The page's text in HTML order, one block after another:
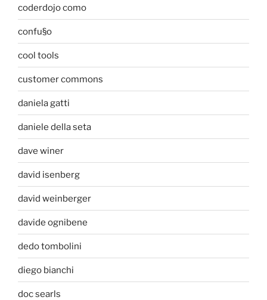
coderdojo como
confu§o
cool tools
customer commons
daniela gatti
daniele della seta
dave winer
david isenberg
david weinberger
davide ognibene
dedo tombolini
diego bianchi
doc searls